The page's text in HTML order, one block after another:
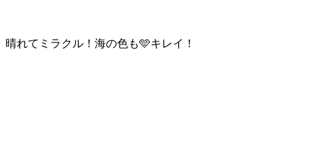
晴れてミラクル！海の色も🩵キレイ！